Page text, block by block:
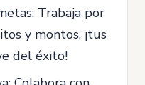
Trabaja por
y montos, ¡tus
del éxito!